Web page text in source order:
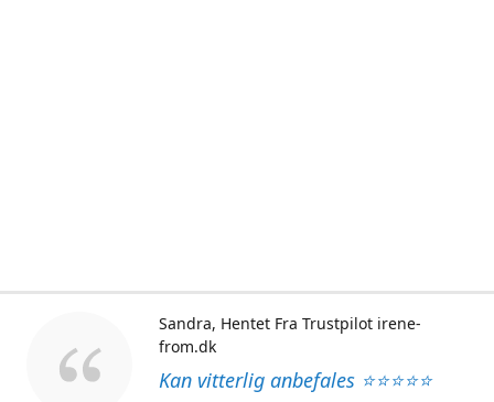
Kan vitterlig anbefales ⭐⭐⭐⭐⭐
Sandra Hentet Fra Trustpilot irene-
from.dk